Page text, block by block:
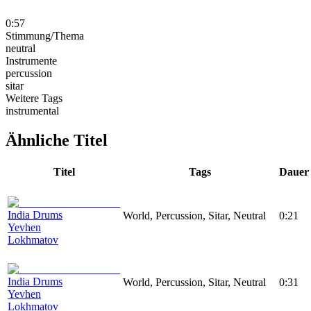
0:57
Stimmung/Thema
neutral
Instrumente
percussion
sitar
Weitere Tags
instrumental
Ähnliche Titel
Titel Tags Dauer
India Drums
Yevhen
Lokhmatov
World, Percussion, Sitar, Neutral 0:21
India Drums
Yevhen
Lokhmatov
World, Percussion, Sitar, Neutral 0:31